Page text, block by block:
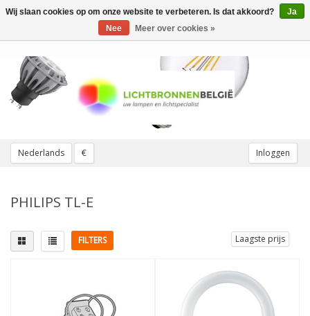
Nederlands € Inloggen
Toggle
PHILIPS TL-E
FILTERS Laagste prijs
(8)
Vervangt
32W(1)
Wij slaan cookies op om onze website te verbeteren. Is dat akkoord?
Ja
Nee
Meer over cookies »